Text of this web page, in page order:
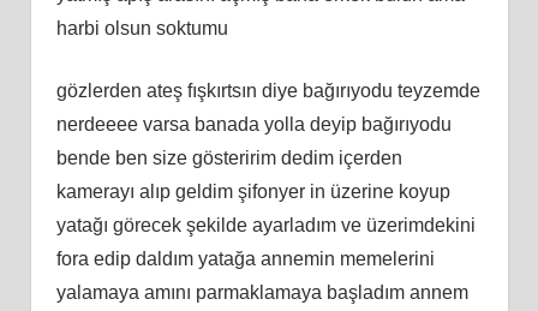
harbi olsun soktumu
gözlerden ateş fışkırtsın diye bağırıyodu teyzemde
nerdeeee varsa banada yolla deyip bağırıyodu
bende ben size gösteririm dedim içerden
kamerayı alıp geldim şifonyer in üzerine koyup
yatağı görecek şekilde ayarladım ve üzerimdekini
fora edip daldım yatağa annemin memelerini
yalamaya amını parmaklamaya başladım annem